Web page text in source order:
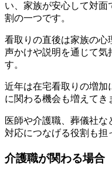
い、家族が安心して対面
割の一つです。
看取りの直後は家族の心
声かけや説明を通じて気
す。
近年は在宅看取りの増加
に関わる機会も増えてき
医師や介護職、葬儀社
対応につなげる役割も担
介護職が関わる場合